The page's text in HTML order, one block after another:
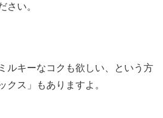
さい。
ルキーなコクも欲しい、という方
クス」もありますよ。